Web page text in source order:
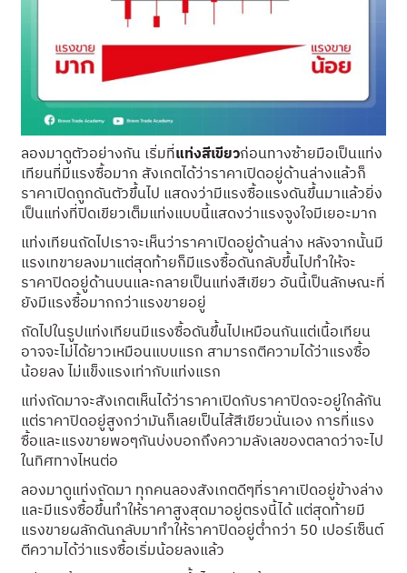
ลองมาดูตัวอย่างกัน เริ่มที่แท่งสีเขียวก่อนทางซ้ายมือเป็นแท่ง
เทียนที่มีแรงซื้อมาก สังเกตได้ว่าราคาเปิดอยู่ด้านล่างแล้วก็
ราคาเปิดถูกดันตัวขึ้นไป แสดงว่ามีแรงซื้อแรงดันขึ้นมาแล้วยิ่ง
เป็นแท่งที่ปิดเขียวเต็มแท่งแบบนี้แสดงว่าแรงจูงใจมีเยอะมาก
แท่งเทียนถัดไปเราจะเห็นว่าราคาเปิดอยู่ด้านล่าง หลังจากนั้นมี
แรงเทขายลงมาแต่สุดท้ายก็มีแรงซื้อดันกลับขึ้นไปทำให้จะ
ราคาปิดอยู่ด้านบนและกลายเป็นแท่งสีเขียว อันนี้เป็นลักษณะที่
ยังมีแรงซื้อมากกว่าแรงขายอยู่
ถัดไปในรูปแท่งเทียนมีแรงซื้อดันขึ้นไปเหมือนกันแต่เนื้อเทียน
อาจจะไม่ได้ยาวเหมือนแบบแรก สามารถตีความได้ว่าแรงซื้อ
น้อยลง ไม่แข็งแรงเท่ากับแท่งแรก
แท่งถัดมาจะสังเกตเห็นได้ว่าราคาเปิดกับราคาปิดจะอยู่ใกล้กัน
แต่ราคาปิดอยู่สูงกว่ามันก็เลยเป็นไส้สีเขียวนั่นเอง การที่แรง
ซื้อและแรงขายพอๆกันบ่งบอกถึงความลังเลของตลาดว่าจะไป
ในทิศทางไหนต่อ
ลองมาดูแท่งถัดมา ทุกคนลองสังเกตดีๆที่ราคาเปิดอยู่ข้างล่าง
และมีแรงซื้อขึ้นทำให้ราคาสูงสุดมาอยู่ตรงนี้ได้ แต่สุดท้ายมี
แรงขายผลักดันกลับมาทำให้ราคาปิดอยู่ต่ำกว่า 50 เปอร์เซ็นต์
ตีความได้ว่าแรงซื้อเริ่มน้อยลงแล้ว